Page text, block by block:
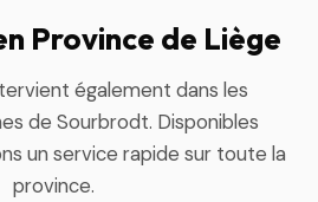
Province de Liège
également dans les
de Sourbrodt. Disponibles
un service rapide sur toute la
province.